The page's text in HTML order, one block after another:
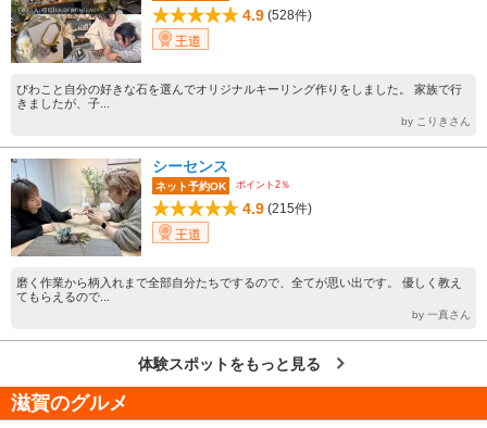
4.9 (528件)
王道
びわこと自分の好きな石を選んでオリジナルキーリング作りをしました。 家族で行
きましたが、子...
by こりきさん
シーセンス
ネット予約OK ポイント2％
4.9 (215件)
王道
磨く作業から柄入れまで全部自分たちでするので、全てが思い出です。 優しく教え
てもらえるので...
by 一真さん
体験スポットをもっと見る
滋賀のグルメ